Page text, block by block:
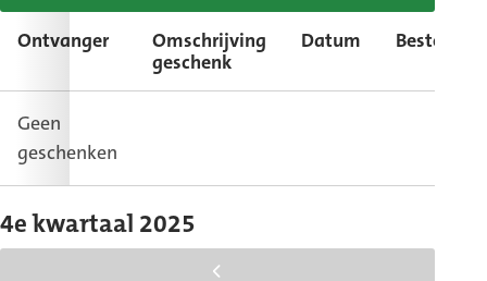
naar
links
tabel
rechts
Ontvanger
Omschrijving
geschenk
Datum
Geen
geschenken
4e kwartaal 2025